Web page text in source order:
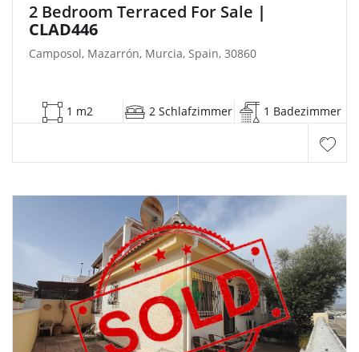
2 Bedroom Terraced For Sale |
CLAD446
Camposol, Mazarrón, Murcia, Spain, 30860
1 m2 2 Schlafzimmer 1 Badezimmer